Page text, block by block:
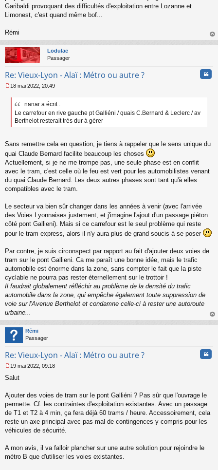
Garibaldi provoquant des difficultés d'exploitation entre Lozanne et
Limonest, c'est quand même bof...
Rémi
au
Lodulac
Passager
Re: Vieux-Lyon - Alaï : Métro ou autre ?
e
g
n
n
l
u
18 mai 2022, 20:49
nanar a écrit :
Le carrefour en rive gauche pt Galliéni / quais C.Bernard & Leclerc / av
Berthelot resterait très dur à gérer
Sans remettre cela en question, je tiens à rappeler que le sens unique du
quai Claude Bernard facilite beaucoup les choses
Actuellement, si je ne me trompe pas, une seule phase est en conflit
avec le tram, c'est celle où le feu est vert pour les automobilistes venant
du quai Claude Bernard. Les deux autres phases sont tant qu'à elles
compatibles avec le tram.
Le secteur va bien sûr changer dans les années à venir (avec l'arrivée
des Voies Lyonnaises justement, et j'imagine l'ajout d'un passage piéton
côté pont Gallieni). Mais si ce carrefour est le seul problème qui reste
pour le tram express, alors il n'y aura plus de grand soucis à se poser
Par contre, je suis circonspect par rapport au fait d'ajouter deux voies de
tram sur le pont Gallieni. Ca me paraît une bonne idée, mais le trafic
automobile est énorme dans la zone, sans compter le fait que la piste
cyclable ne pourra pas rester éternellement sur le trottoir !
Il faudrait globalement réfléchir au problème de la densité du trafic
automobile dans la zone, qui empêche également toute suppression de
voie sur l'Avenue Berthelot et condamne celle-ci à rester une autoroute
urbaine...
au
Rémi
Passager
Re: Vieux-Lyon - Alaï : Métro ou autre ?
e
s
g
e
n
o
u
19 mai 2022, 09:18
Salut
Ajouter des voies de tram sur le pont Galliéni ? Pas sûr que l'ouvrage le
permette. Cf. les contraintes d'exploitation existantes. Avec un passage
de T1 et T2 à 4 min, ça fera déjà 60 trams / heure. Accessoirement, cela
reste un axe principal avec pas mal de contingences y compris pour les
véhicules de sécurité.
A mon avis, il va falloir plancher sur une autre solution pour rejoindre le
métro B que d'utiliser les voies existantes.